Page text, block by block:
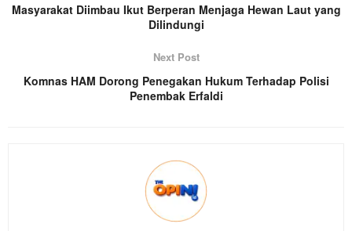
Masyarakat Diimbau Ikut Berperan Menjaga Hewan Laut yang
Dilindungi
Next Post
Komnas HAM Dorong Penegakan Hukum Terhadap Polisi
Penembak Erfaldi